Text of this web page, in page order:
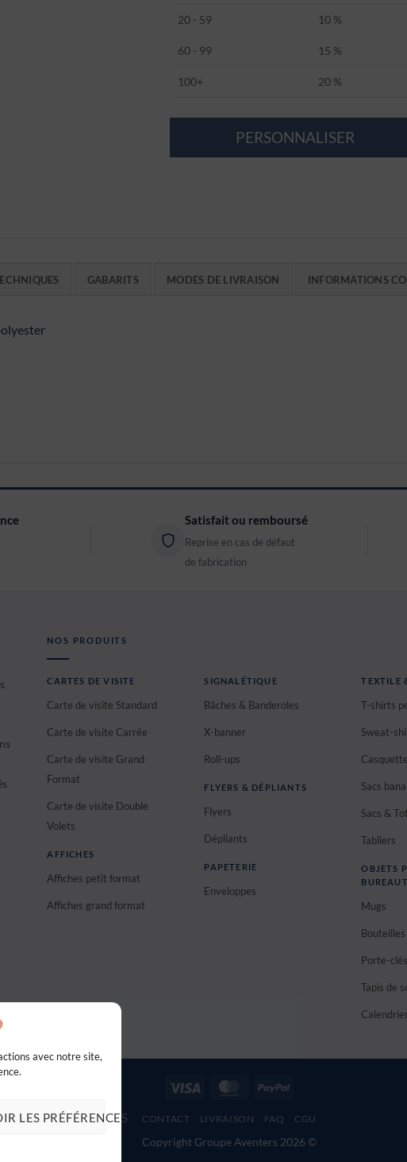
avec notre site,
LES PRÉFÉRENCES
20 - 59 10 %
60 - 99 15 %
100+ 20 %
PERSONNALISER
GABARITS MODES DE LIVRAISON INFORMATIONS
Satisfait ou remboursé
Reprise en cas de défaut
de fabrication
NOS PRODUITS
CARTES DE VISITE
Carte de visite Standard
Carte de visite Carrée
Carte de visite Grand
Format
Carte de visite Double
Volets
AFFICHES
Affiches petit format
Affiches grand format
SIGNALÉTIQUE
Bâches & Banderoles
X-banner
Roll-ups
FLYERS & DÉPLIANTS
Flyers
Dépliants
PAPETERIE
Enveloppes
TEXTILE
T-shirts
Sweat-
Sacs
Sacs &
Tabliers
OBJETS
Mugs
Porte-clés
Tapis de
Visa MasterCardPayPal
CONTACT LIVRAISON FAQ CGU
Copyright Groupe Aventers 2026 ©